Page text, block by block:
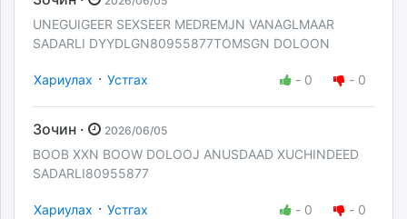
UNEGUIGEER SEXSEER MEDREMJN VANAGLMAAR
SADARLI DYYDLGN80955877TOMSGN DOLOON
Хариулах · Устгах - 0 - 0
Зочин · 2026/06/05
BOOB XXN BOOW DOLOOJ ANUSDAAD XUCHINDEED
SADARLI80955877
Хариулах · Устгах - 0 - 0